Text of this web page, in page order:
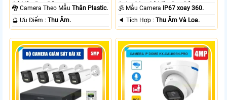
Có Màu Ban Ðêm.
🐉️ Camera Theo MẫuThân Plastic.
️🔮 Ưu Điểm :Thu Âm.
Color 30m Có Màu Ban Ðêm.
🕉️ Mẫu Camera IP67 xoay 360.
️🔈 Tích Hợp :Thu Âm Và Loa.